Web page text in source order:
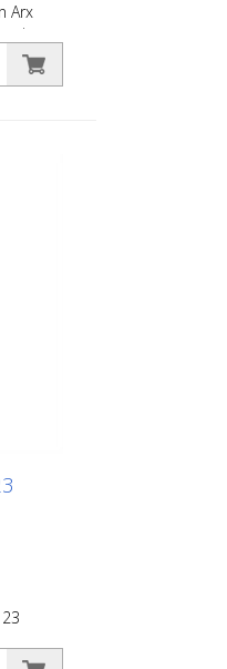
Arx
ø
psi